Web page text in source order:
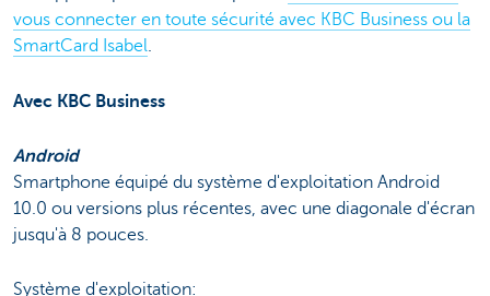
vous connecter en toute sécurité avec KBC Business ou la
SmartCard Isabel.
Avec KBC Business
Android
Smartphone équipé du système d'exploitation Android
10.0 ou versions plus récentes, avec une diagonale d'écran
jusqu'à 8 pouces.
Système d'exploitation: